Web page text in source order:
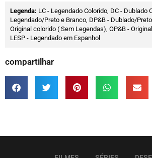
Legenda: LC - Legendado Colorido, DC - Dublado
Legendado/Preto e Branco, DP&B - Dublado/
Original colorido ( Sem Legendas), OP&B -
LESP - Legendado em Espanhol
compartilhar